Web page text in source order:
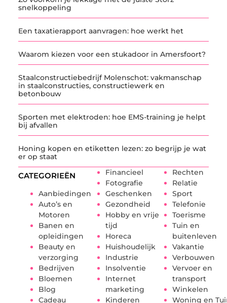
snelkoppeling
Een taxatierapport aanvragen: hoe werkt het
Waarom kiezen voor een stukadoor in Amersfoort?
Staalconstructiebedrijf Molenschot: vakmanschap
in staalconstructies, constructiewerk en
betonbouw
Sporten met elektroden: hoe EMS-training je helpt
bij afvallen
Honing kopen en etiketten lezen: zo begrijp je wat
er op staat
CATEGORIEËN
Aanbiedingen
Auto’s en
Motoren
Banen en
opleidingen
Beauty en
verzorging
Bedrijven
Bloemen
Blog
Cadeau
Financieel
Fotografie
Geschenken
Gezondheid
Hobby en vrije
tijd
Horeca
Huishoudelijk
Industrie
Insolventie
Internet
marketing
Kinderen
Rechten
Relatie
Sport
Telefonie
Toerisme
Tuin en
buitenleven
Vakantie
Verbouwen
Vervoer en
transport
Winkelen
Woning en